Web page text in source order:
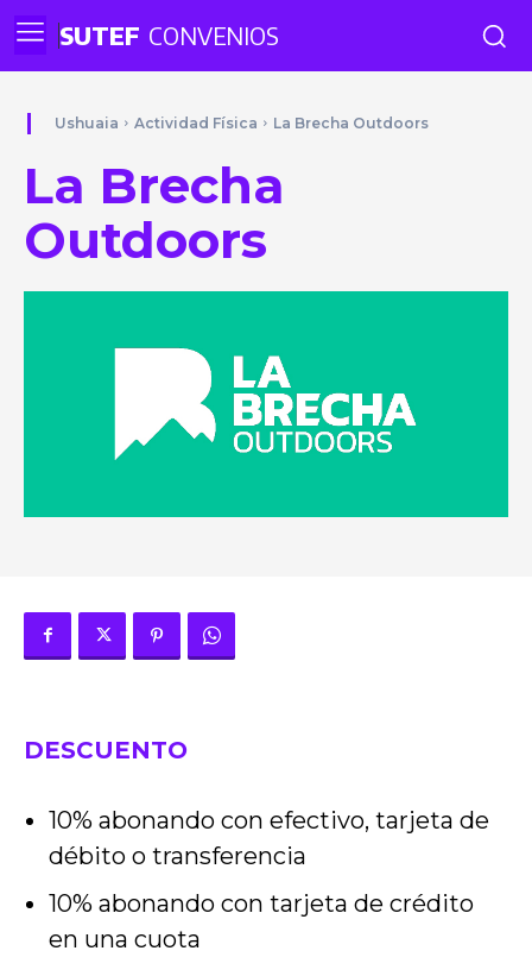
SUTEF CONVENIOS
Ushuaia Actividad Física La Brecha Outdoors
La Brecha
Outdoors
DESCUENTO
10% abonando con efectivo, tarjeta de
débito o transferencia
10% abonando con tarjeta de crédito
en una cuota